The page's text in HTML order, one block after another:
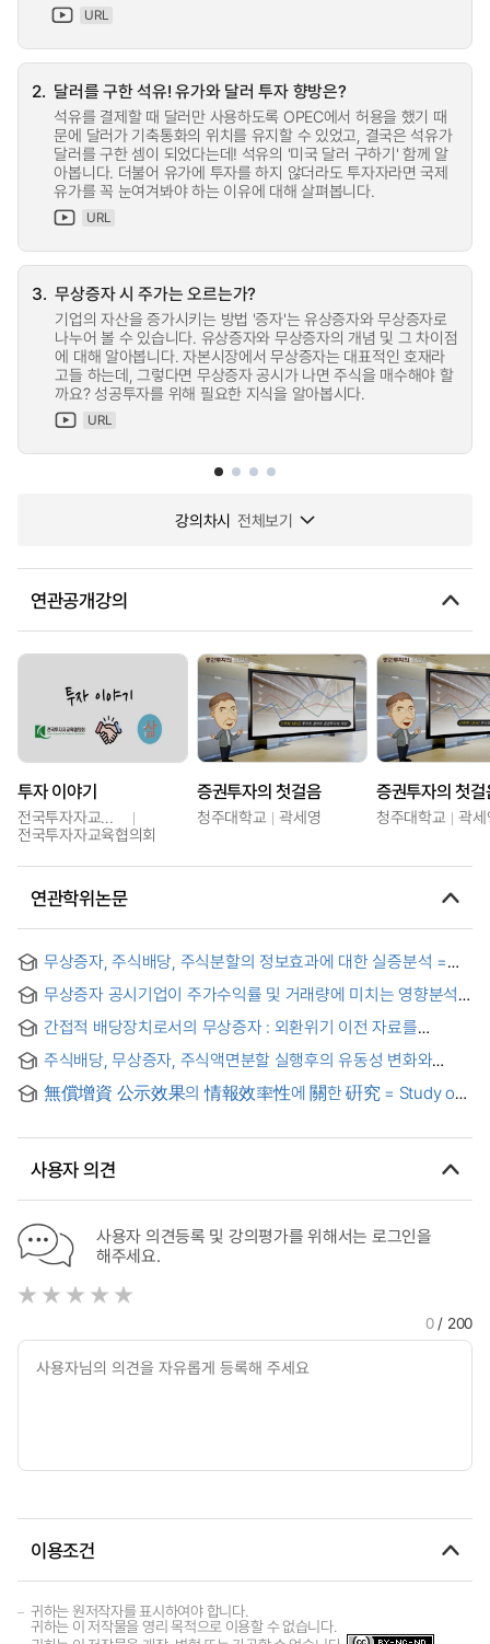
URL
2. 달러를 구한 석유! 유가와 달러 투자 향방은?
석유를 결제할 때 달러만 사용하도록 OPEC에서 허용을 했기 때
문에 달러가 기축통화의 위치를 유지할 수 있었고, 결국은 석유가
달러를 구한 셈이 되었다는데! 석유의 '미국 달러 구하기' 함께 알
아봅니다. 더불어 유가에 투자를 하지 않더라도 투자자라면 국제
유가를 꼭 눈여겨봐야 하는 이유에 대해 살펴봅니다.
URL
3. 무상증자 시 주가는 오르는가?
기업의 자산을 증가시키는 방법 '증자'는 유상증자와 무상증자로
나누어 볼 수 있습니다. 유상증자와 무상증자의 개념 및 그 차이점
에 대해 알아봅니다. 자본시장에서 무상증자는 대표적인 호재라
고들 하는데, 그렇다면 무상증자 공시가 나면 주식을 매수해야 할
까요? 성공투자를 위해 필요한 지식을 알아봅시다.
URL
강의차시 전체보기
연관공개강의
투자 이야기
전국투자자교육협의회
전국투자자교육협의회
증권투자의 첫걸음
청주대학교 곽세영
증권투자의 첫걸
청주대학교 곽
연관학위논문
무상증자, 주식배당, 주식분할의 정보효과에 대한 실증분석 =
(An) Empirical study on the signalling effects of gratis
capital increase, stock dividend and stock split
무상증자 공시기업이 주가수익률 및 거래량에 미치는 영향분석
= (A) study on the effects of enterprises of free issue of
new shares upon their stock prices and volume of
dealings
간접적 배당장치로서의 무상증자 : 외환위기 이전 자료를
중심으로
주식배당, 무상증자, 주식액면분할 실행후의 유동성 변화와
개인투자자 반응에 대한 硏究 = (The) study of liquidity
change and reaction of individual investors after stock
split
無償增資 公示效果의 情報效率性에 關한 硏究 = Study on
effect of gratis stock distributions
사용자 의견
사용자 의견등록 및 강의평가를 위해서는 로그인을
해주세요.
0/ 200
이용조건
귀하는 원저작자를 표시하여야 합니다.
귀하는 이 저작물을 영리 목적으로 이용할 수 없습니다.